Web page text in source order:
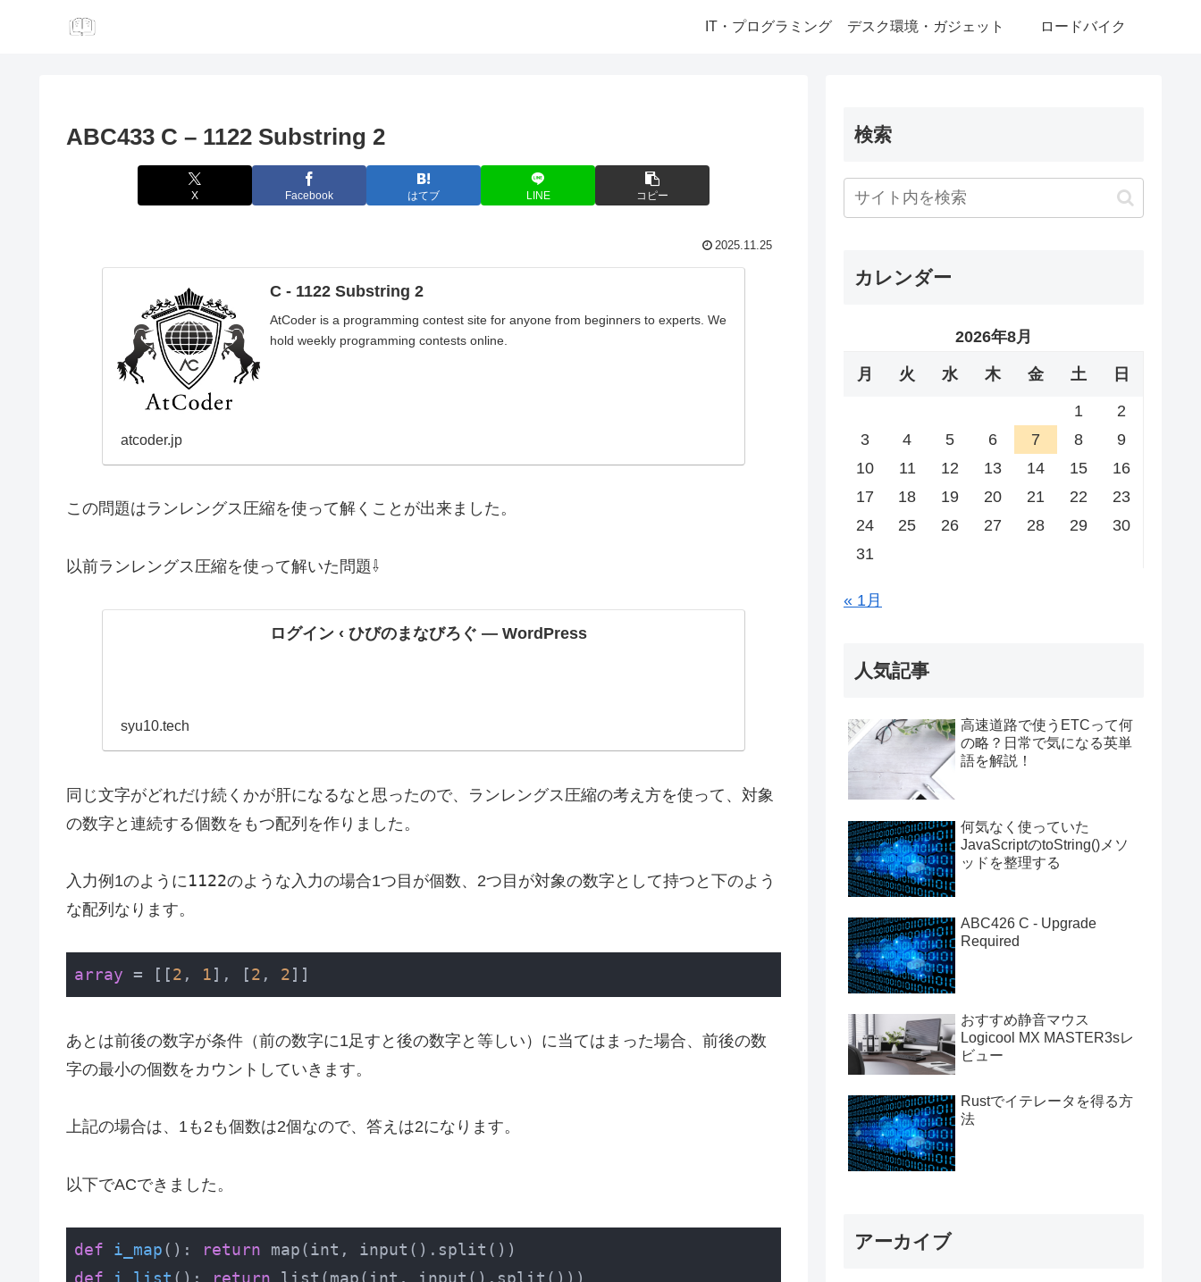
IT・プログラミング デスク環境・ガジェット ロードバイク
ABC433 C – 1122 Substring 2
X Facebook はてブ LINE コピー
2025.11.25
C - 1122 Substring 2
AtCoder is a programming contest site for anyone from beginners to experts. We
hold weekly programming contests online.
atcoder.jp
この問題はランレングス圧縮を使って解くことが出来ました。
以前ランレングス圧縮を使って解いた問題⇩
ログイン ‹ ひびのまなびろぐ — WordPress
syu10.tech
同じ文字がどれだけ続くかが肝になるなと思ったので、ランレングス圧縮の考え方を使って、対象
の数字と連続する個数をもつ配列を作りました。
入力例1のように 1122のような入力の場合1つ目が個数、2つ目が対象の数字として持つと下のよう
な配列なります。
array = [[2 , 1], [2 , 2]]
あとは前後の数字が条件（前の数字に1足すと後の数字と等しい）に当てはまった場合、前後の数
字の最小の個数をカウントしていきます。
上記の場合は、1も2も個数は2個なので、答えは2になります。
以下でACできました。
def i_map() : return
def
i_list () : return list(map(int, input().split()))
検索
カレンダー
2026年8月
月 火 水 木 金 土 日
1
2
3
4 5 6 7 8
9
10
11 12 13 14 15
16
17
18 19 20 21 22
23
24
25 26 27 28 29
30
31
« 1月
人気記事
高速道路で使うETCって何
の略？日常で気になる英単
語を解説！
何気なく使っていた
JavaScriptのtoString()メソ
ッドを整理する
ABC426 C - Upgrade
Required
おすすめ静音マウス
Logicool MX MASTER3sレ
ビュー
Rustでイテレータを得る方
法
アーカイブ